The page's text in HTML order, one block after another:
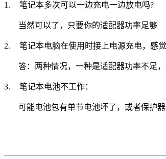
1. 笔记本多次可以一边充电一边放电吗?
当然可以了，只要你的适配器功率足够
2. 笔记本电脑在使用时接上电源充电，感
答：两种情况，一种是适配器功率不足
3. 笔记本电池不工作：
可能电池包有单节电池坏了，或者保护